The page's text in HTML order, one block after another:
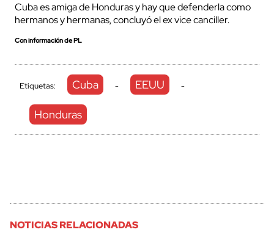
Cuba es amiga de Honduras y hay que defenderla como
hermanos y hermanas, concluyó el ex vice canciller.
Con información de PL
Etiquetas: Cuba - EEUU -
Honduras
NOTICIAS RELACIONADAS